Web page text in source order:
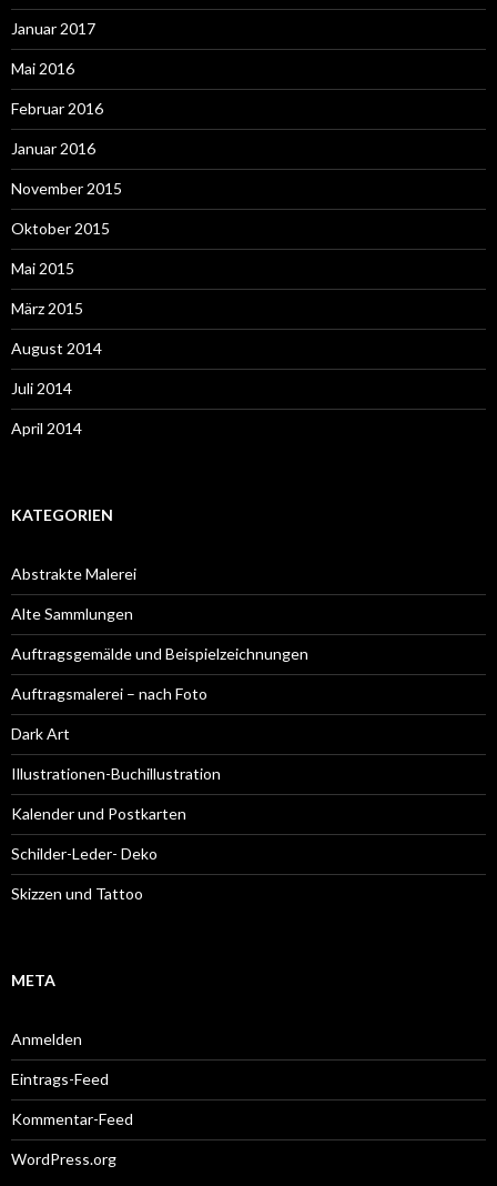
Januar 2017
Mai 2016
Februar 2016
Januar 2016
November 2015
Oktober 2015
Mai 2015
März 2015
August 2014
Juli 2014
April 2014
KATEGORIEN
Abstrakte Malerei
Alte Sammlungen
Auftragsgemälde und Beispielzeichnungen
Auftragsmalerei – nach Foto
Dark Art
Illustrationen-Buchillustration
Kalender und Postkarten
Schilder-Leder- Deko
Skizzen und Tattoo
META
Anmelden
Eintrags-Feed
Kommentar-Feed
WordPress.org